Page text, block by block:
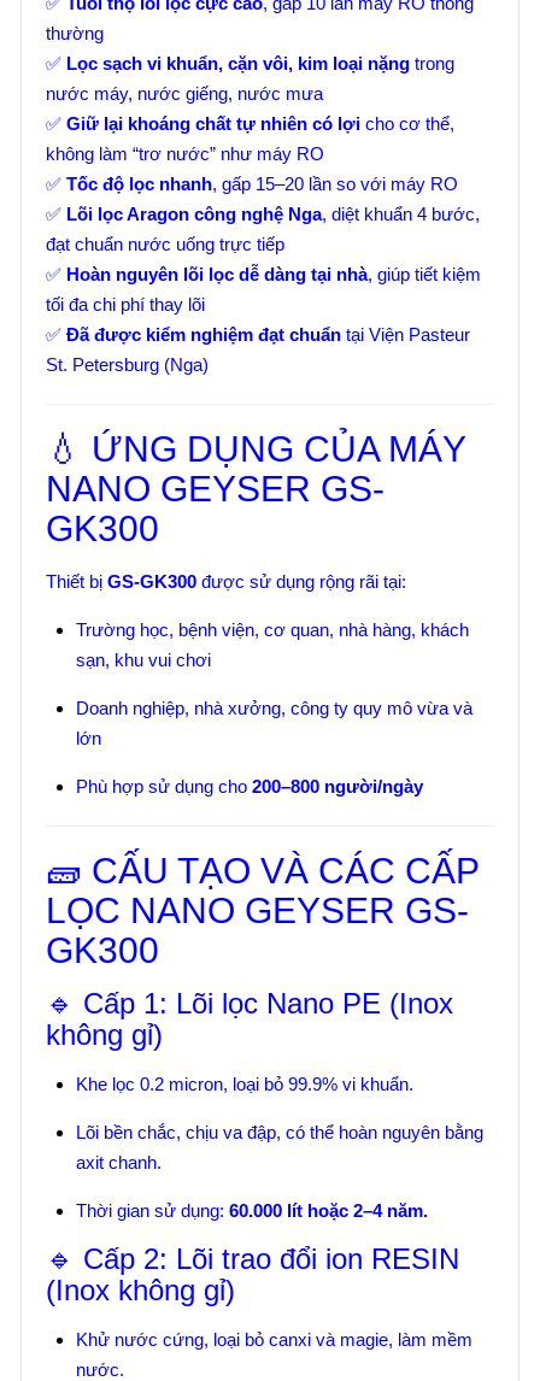
thường
✅ Lọc sạch vi khuẩn, cặn vôi, kim loại nặng trong
nước máy, nước giếng, nước mưa
✅ Giữ lại khoáng chất tự nhiên có lợi cho cơ thể,
không làm “trơ nước” như máy RO
✅ Tốc độ lọc nhanh, gấp 15–20 lần so với máy RO
✅ Lõi lọc Aragon công nghệ Nga, diệt khuẩn 4 bước,
đạt chuẩn nước uống trực tiếp
✅ Hoàn nguyên lõi lọc dễ dàng tại nhà, giúp tiết kiệm
tối đa chi phí thay lõi
✅ Đã được kiểm nghiệm đạt chuẩn tại Viện Pasteur
St. Petersburg (Nga)
💧 ỨNG DỤNG CỦA MÁY
NANO GEYSER GS-
GK300
Thiết bị GS-GK300 được sử dụng rộng rãi tại:
Trường học, bệnh viện, cơ quan, nhà hàng, khách
sạn, khu vui chơi
Doanh nghiệp, nhà xưởng, công ty quy mô vừa và
lớn
Phù hợp sử dụng cho 200–800 người/ngày
🧱 CẤU TẠO VÀ CÁC CẤP
LỌC NANO GEYSER GS-
GK300
🔹 Cấp 1: Lõi lọc Nano PE (Inox
không gỉ)
Khe lọc 0.2 micron, loại bỏ 99.9% vi khuẩn.
Lõi bền chắc, chịu va đập, có thể hoàn nguyên bằng
axit chanh.
Thời gian sử dụng: 60.000 lít hoặc 2–4 năm.
🔹 Cấp 2: Lõi trao đổi ion RESIN
(Inox không gỉ)
Khử nước cứng, loại bỏ canxi và magie, làm mềm
nước.